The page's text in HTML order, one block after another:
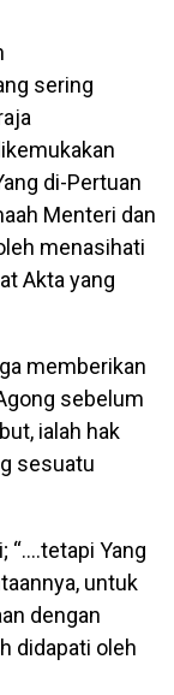
sering
di-Pertuan
Menteri dan
menasihati
Akta yang
memberikan
sebelum
ialah hak
sesuatu
“….tetapi Yang
untuk
dengan
didapati oleh